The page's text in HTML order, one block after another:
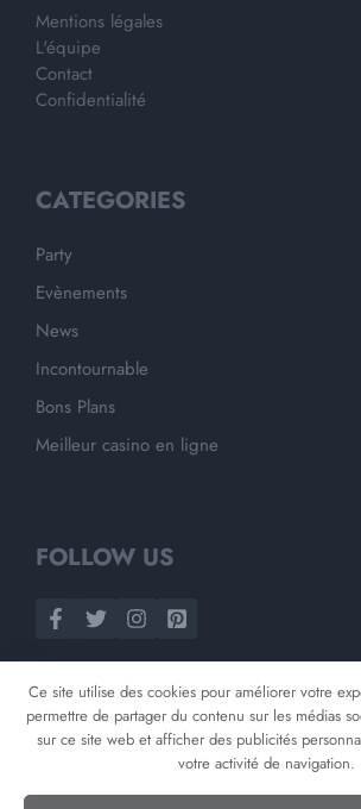
Mentions légales
L'équipe
Contact
Confidentialité
CATEGORIES
Party
Evènements
News
Incontournable
Bons Plans
Meilleur casino en ligne
FOLLOW US
©2026Opnminded
Ce site utilise des cookies pour améliorer votre
permettre de partager du contenu sur les médias
sur ce site web et afficher des publicités
votre activité de navigation.